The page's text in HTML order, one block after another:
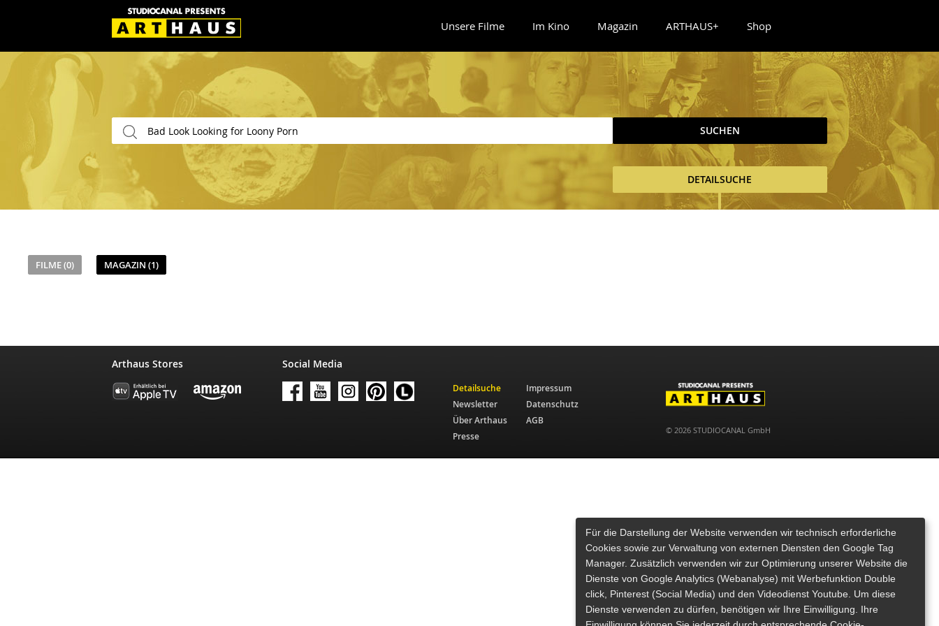
Unsere Filme Im Kino Magazin ARTHAUS+ Shop
SUCHEN
DETAILSUCHE
FILME (0) MAGAZIN (1)
Arthaus Stores Social Media
Detailsuche
Newsletter
Über Arthaus
Presse
Impressum
Datenschutz
AGB
© 2026 STUDIOCANAL GmbH
Für die Darstellung der Website verwenden wir technisch erforderliche
Cookies sowie zur Verwaltung von externen Diensten den Google Tag
Manager. Zusätzlich verwenden wir zur Optimierung unserer Website die
Dienste von Google Analytics (Webanalyse) mit Werbefunktion Double
click, Pinterest (Social Media) und den Videodienst Youtube. Um diese
Dienste verwenden zu dürfen, benötigen wir Ihre Einwilligung. Ihre